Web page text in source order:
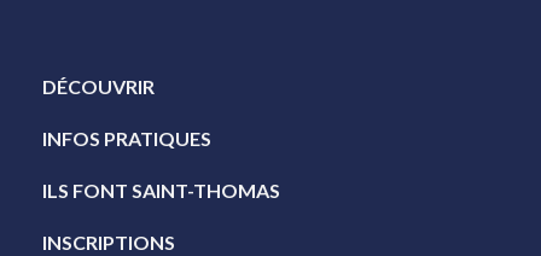
DÉCOUVRIR
INFOS PRATIQUES
ILS FONT SAINT-THOMAS
INSCRIPTIONS